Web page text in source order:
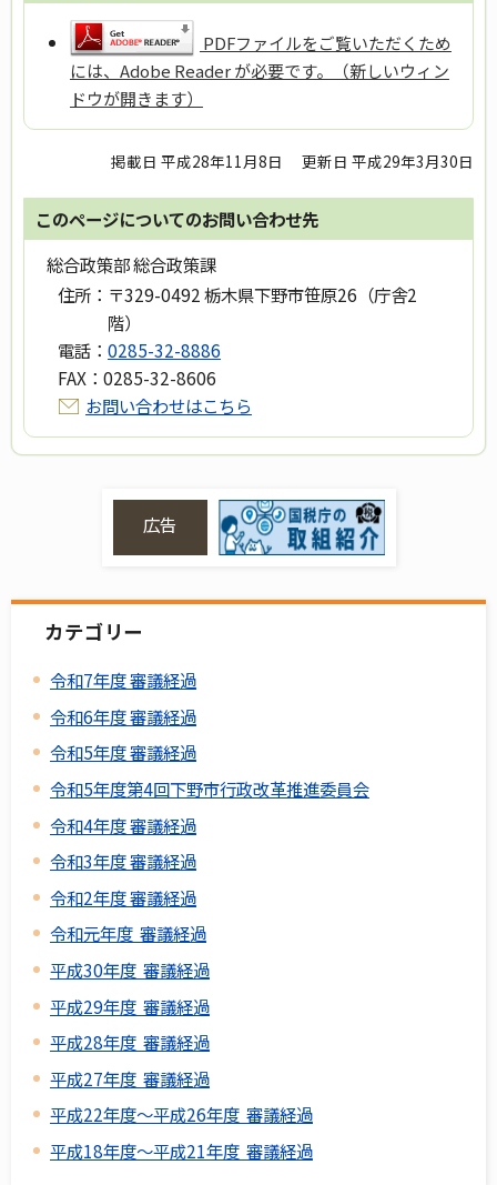
PDFファイルをご覧いただくため
には、Adobe Reader が必要です。（新しいウィン
ドウが開きます）
掲載日 平成28年11月8日 更新日 平成29年3月30日
このページについてのお問い合わせ先
総合政策部 総合政策課
住所： 〒329-0492 栃木県下野市笹原26（庁舎2
階）
電話： 0285-32-8886
FAX： 0285-32-8606
お問い合わせはこちら
広告
カテゴリー
令和7年度 審議経過
令和6年度 審議経過
令和5年度 審議経過
令和5年度第4回下野市行政改革推進委員会
令和4年度 審議経過
令和3年度 審議経過
令和2年度 審議経過
令和元年度 審議経過
平成30年度 審議経過
平成29年度 審議経過
平成28年度 審議経過
平成27年度 審議経過
平成22年度～平成26年度 審議経過
平成18年度～平成21年度 審議経過